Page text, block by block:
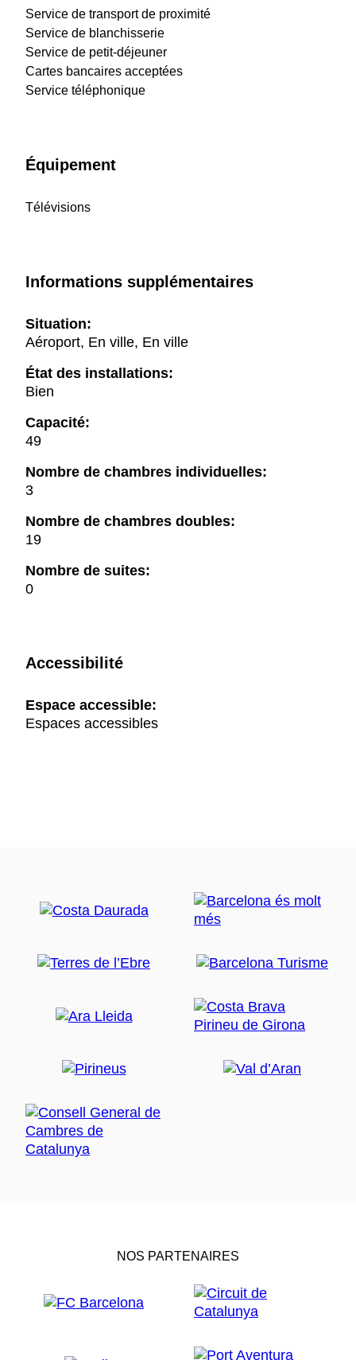
Service de transport de proximité
Service de blanchisserie
Service de petit-déjeuner
Cartes bancaires acceptées
Service téléphonique
Équipement
Télévisions
Informations supplémentaires
Situation:
Aéroport, En ville, En ville
État des installations:
Bien
Capacité:
49
Nombre de chambres individuelles:
3
Nombre de chambres doubles:
19
Nombre de suites:
0
Accessibilité
Espace accessible:
Espaces accessibles
NOS PARTENAIRES